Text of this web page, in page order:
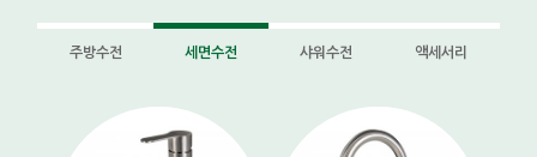
주방수전 세면수전 샤워수전 액세서리